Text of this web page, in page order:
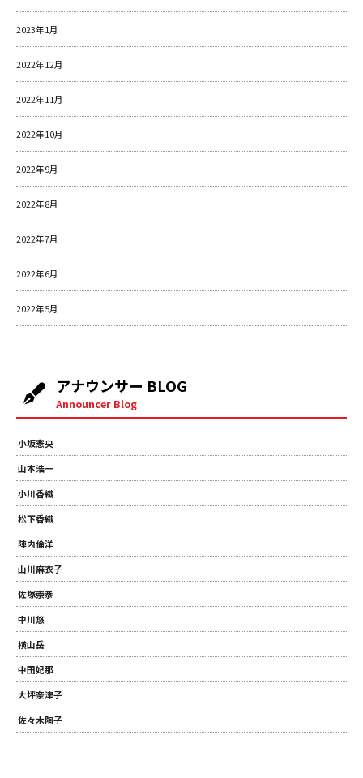
2023年1月
2022年12月
2022年11月
2022年10月
2022年9月
2022年8月
2022年7月
2022年6月
2022年5月
アナウンサー BLOG
Announcer Blog
小坂憲央
山本浩一
小川香織
松下香織
陣内倫洋
山川麻衣子
佐塚崇恭
中川悠
横山岳
中田妃那
大坪奈津子
佐々木陶子